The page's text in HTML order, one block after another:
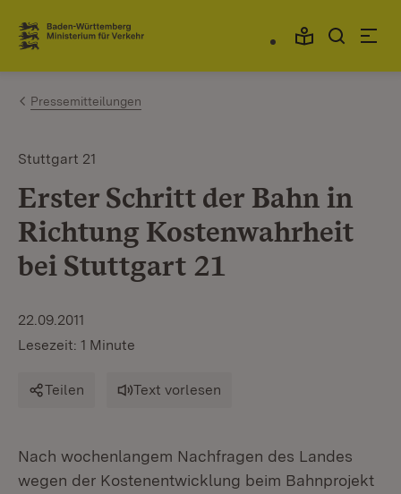
Zum Inhalt springen
Link zur Startseite
Pressemitteilungen
Stuttgart 21
Erster Schritt der Bahn in
Richtung Kostenwahrheit
bei Stuttgart 21
22.09.2011
Lesezeit: 1 Minute
Teilen Text vorlesen
Nach wochenlangem Nachfragen des Landes
wegen der Kostenentwicklung beim Bahnprojekt